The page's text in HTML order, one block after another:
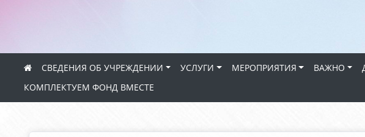
СВЕДЕНИЯ ОБ УЧРЕЖДЕНИИ УСЛУГИ МЕРОПРИЯТИЯ ВАЖНО
КОМПЛЕКТУЕМ ФОНД ВМЕСТЕ